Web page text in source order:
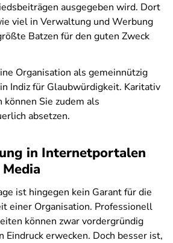
ausgegeben wird. Dort
viel in Verwaltung und Werbung
Batzen für den guten Zweck
Organisation als gemeinnützig
Indiz für Glaubwürdigkeit. Karitativ
können Sie zudem als
absetzen.
in Internetportalen
ist hingegen kein Garant für die
einer Organisation. Professionell
können zwar vordergründig
Eindruck erwecken. Doch besser ist,